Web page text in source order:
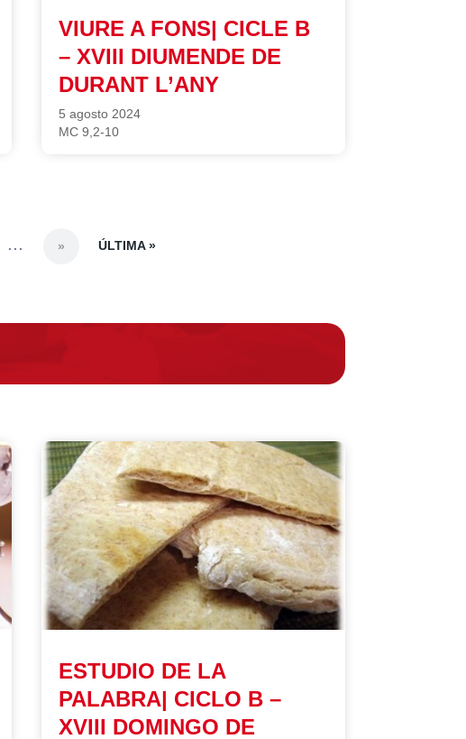
VIURE A FONS| CICLE B
– XVIII DIUMENDE DE
DURANT L’ANY
5 agosto 2024
MC 9,2-10
... » ÚLTIMA »
ESTUDIO DE LA
PALABRA| CICLO B –
XVIII DOMINGO DE